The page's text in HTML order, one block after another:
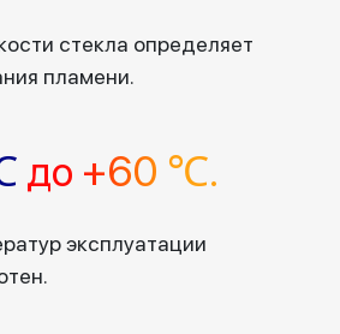
стекла определяет
пламени.
до +60 ℃.
эксплуатации